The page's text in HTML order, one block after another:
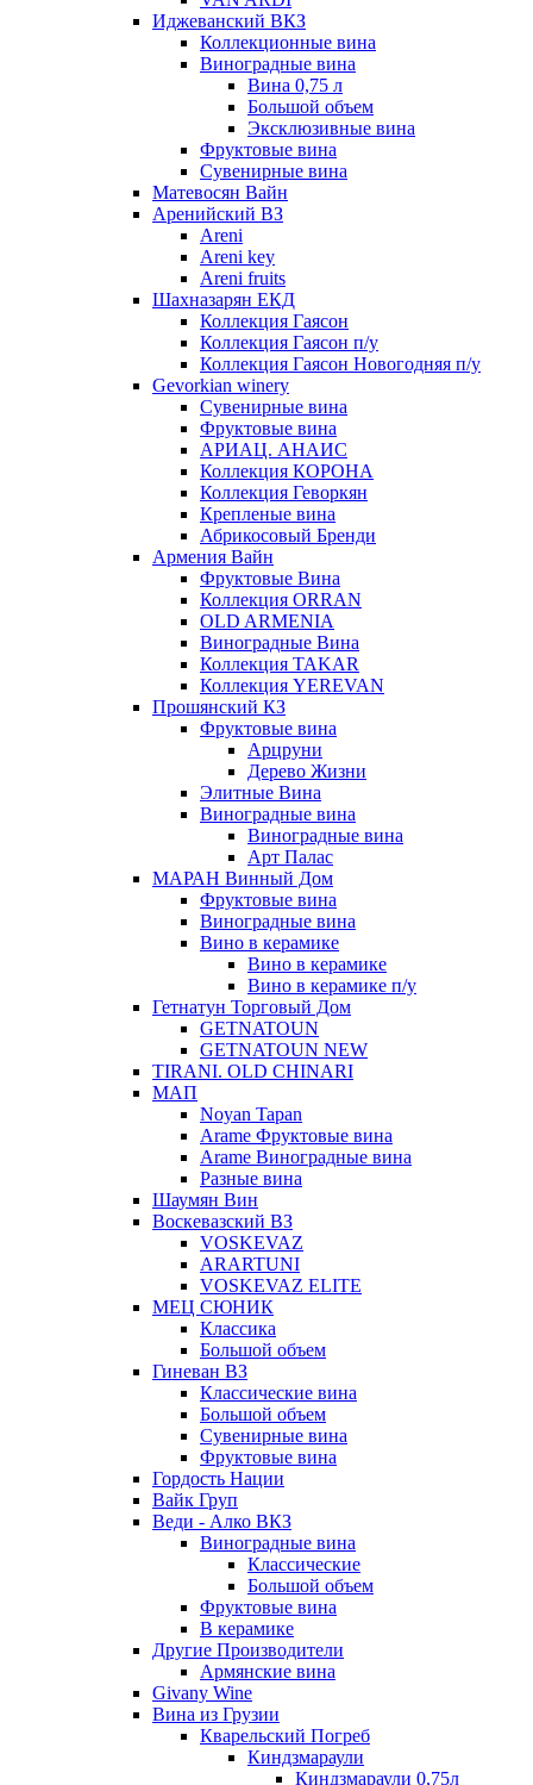
Иджеванский ВКЗ
Коллекционные вина
Виноградные вина
Вина 0,75 л
Большой объем
Эксклюзивные вина
Фруктовые вина
Cувенирные вина
Матевосян Вайн
Аренийский ВЗ
Areni
Areni key
Areni fruits
Шахназарян ЕКД
Коллекция Гаясон
Коллекция Гаясон п/у
Коллекция Гаясон Новогодняя п/у
Gevorkian winery
Сувенирные вина
Фруктовые вина
АРИАЦ. АНАИС
Коллекция КОРОНА
Коллекция Геворкян
Крепленые вина
Абрикосовый Бренди
Армения Вайн
Фруктовые Вина
Коллекция ORRAN
OLD ARMENIA
Виноградные Вина
Коллекция TAKAR
Коллекция YEREVAN
Прошянский КЗ
Фруктовые вина
Арцруни
Дерево Жизни
Элитные Вина
Виноградные вина
Виноградные вина
Арт Палас
МАРАН Винный Дом
Фруктовые вина
Виноградные вина
Вино в керамике
Вино в керамике
Вино в керамике п/у
Гетнатун Торговый Дом
GETNATOUN
GETNATOUN NEW
TIRANI. OLD CHINARI
МАП
Noyan Tapan
Arame Фруктовые вина
Arame Виноградные вина
Разные вина
Шаумян Вин
Воскевазский ВЗ
VOSKEVAZ
ARARTUNI
VOSKEVAZ ELITE
МЕЦ СЮНИК
Классика
Большой объем
Гиневан ВЗ
Классические вина
Большой объем
Сувенирные вина
Фруктовые вина
Гордость Нации
Вайк Груп
Веди - Алко ВКЗ
Виноградные вина
Классические
Большой объем
Фруктовые вина
В керамике
Другие Производители
Армянские вина
Givany Wine
Вина из Грузии
Кварельский Погреб
Киндзмараули
Киндзмараули 0,75л